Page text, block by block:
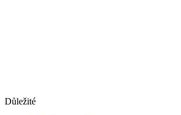
Důležité